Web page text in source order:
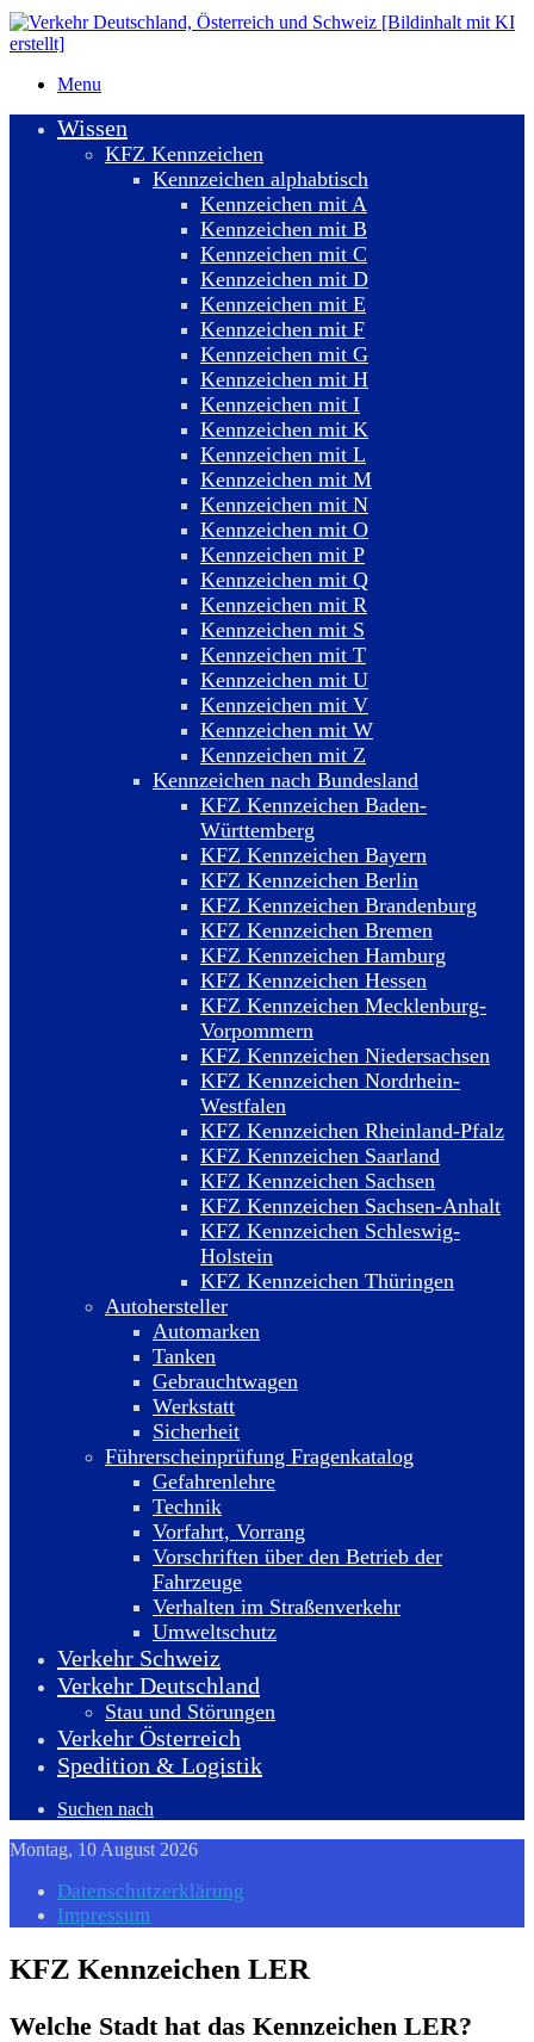
Menu
Wissen
KFZ Kennzeichen
Kennzeichen alphabtisch
Kennzeichen mit A
Kennzeichen mit B
Kennzeichen mit C
Kennzeichen mit D
Kennzeichen mit E
Kennzeichen mit F
Kennzeichen mit G
Kennzeichen mit H
Kennzeichen mit I
Kennzeichen mit K
Kennzeichen mit L
Kennzeichen mit M
Kennzeichen mit N
Kennzeichen mit O
Kennzeichen mit P
Kennzeichen mit Q
Kennzeichen mit R
Kennzeichen mit S
Kennzeichen mit T
Kennzeichen mit U
Kennzeichen mit V
Kennzeichen mit W
Kennzeichen mit Z
Kennzeichen nach Bundesland
KFZ Kennzeichen Baden-
Württemberg
KFZ Kennzeichen Bayern
KFZ Kennzeichen Berlin
KFZ Kennzeichen Brandenburg
KFZ Kennzeichen Bremen
KFZ Kennzeichen Hamburg
KFZ Kennzeichen Hessen
KFZ Kennzeichen Mecklenburg-
Vorpommern
KFZ Kennzeichen Niedersachsen
KFZ Kennzeichen Nordrhein-
Westfalen
KFZ Kennzeichen Rheinland-Pfalz
KFZ Kennzeichen Saarland
KFZ Kennzeichen Sachsen
KFZ Kennzeichen Sachsen-Anhalt
KFZ Kennzeichen Schleswig-
Holstein
KFZ Kennzeichen Thüringen
Autohersteller
Automarken
Tanken
Gebrauchtwagen
Werkstatt
Sicherheit
Führerscheinprüfung Fragenkatalog
Gefahrenlehre
Technik
Vorfahrt, Vorrang
Vorschriften über den Betrieb der
Fahrzeuge
Verhalten im Straßenverkehr
Umweltschutz
Verkehr Schweiz
Verkehr Deutschland
Stau und Störungen
Verkehr Österreich
Spedition & Logistik
Suchen nach
Montag, 10 August 2026
Datenschutzerklärung
Impressum
KFZ Kennzeichen LER
Welche Stadt hat das Kennzeichen LER?